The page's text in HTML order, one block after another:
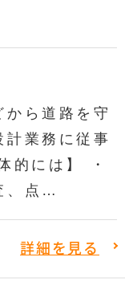
ら道路を守
計業務に従事
的には】 ・
、点…
詳細を見る